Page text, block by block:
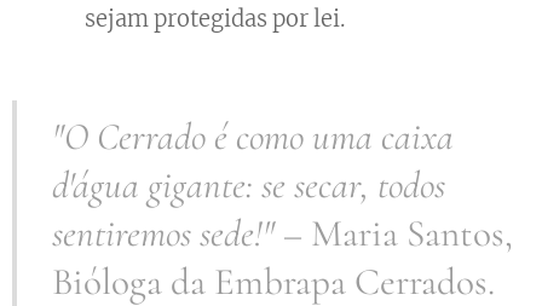
sejam protegidas por lei.
"O Cerrado é como uma caixa
d'água gigante: se secar, todos
sentiremos sede!"– Maria Santos,
Bióloga da Embrapa Cerrados.